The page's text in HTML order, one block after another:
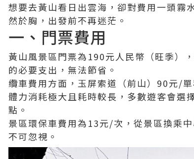
想要去黃山看日出雲海，卻對費用一頭霧
然於胸，出發前不再迷茫。
一、門票費用
黃山風景區門票為190元人民幣（旺季）
的必要支出，無法節省。
纜車費用方面，玉屏索道（前山）90元/
體力消耗極大且耗時較長，多數遊客會選
點。
景區環保車費用為13元/次，從景區換乘
不可忽視。